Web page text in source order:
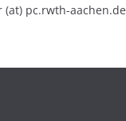
(at) pc.rwth-aachen.de